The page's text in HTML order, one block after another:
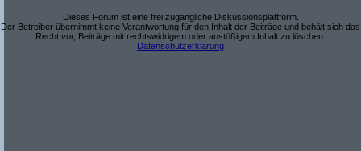
Dieses Forum ist eine frei zugängliche Diskussionsplattform.
Der Betreiber übernimmt keine Verantwortung für den Inhalt der Beiträge und behält sich das
Recht vor, Beiträge mit rechtswidrigem oder anstößigem Inhalt zu löschen.
Datenschutzerklärung